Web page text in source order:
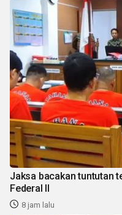
Jaksa bacakan tuntutan
Federal II
8 jam lalu